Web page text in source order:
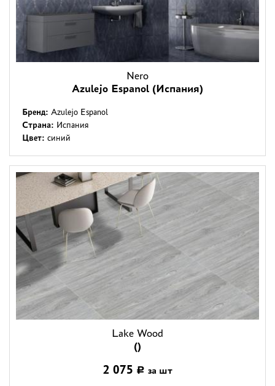
Nero
Azulejo Espanol (Испания)
Бренд: Azulejo Espanol
Страна: Испания
Цвет: синий
Lake Wood
()
2 075 Р за шт